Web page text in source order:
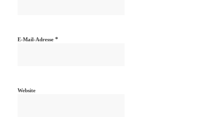
E-Mail-Adresse *
Website